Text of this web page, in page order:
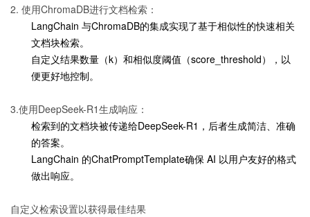
2. 使用ChromaDB进行文档检索：
LangChain 与ChromaDB的集成实现了基于相似性的快速相关
文档块检索。
自定义结果数量（k）和相似度阈值（score_threshold），以
便更好地控制。
3.使用DeepSeek-R1生成响应：
检索到的文档块被传递给DeepSeek-R1，后者生成简洁、准确
的答案。
LangChain 的ChatPromptTemplate确保 AI 以用户友好的格式
做出响应。
自定义检索设置以获得最佳结果